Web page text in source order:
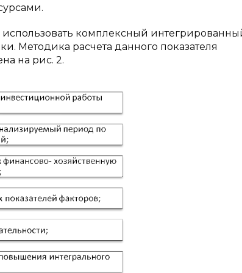
использовать комплексный
Методика расчета данного показателя
на рис. 2.